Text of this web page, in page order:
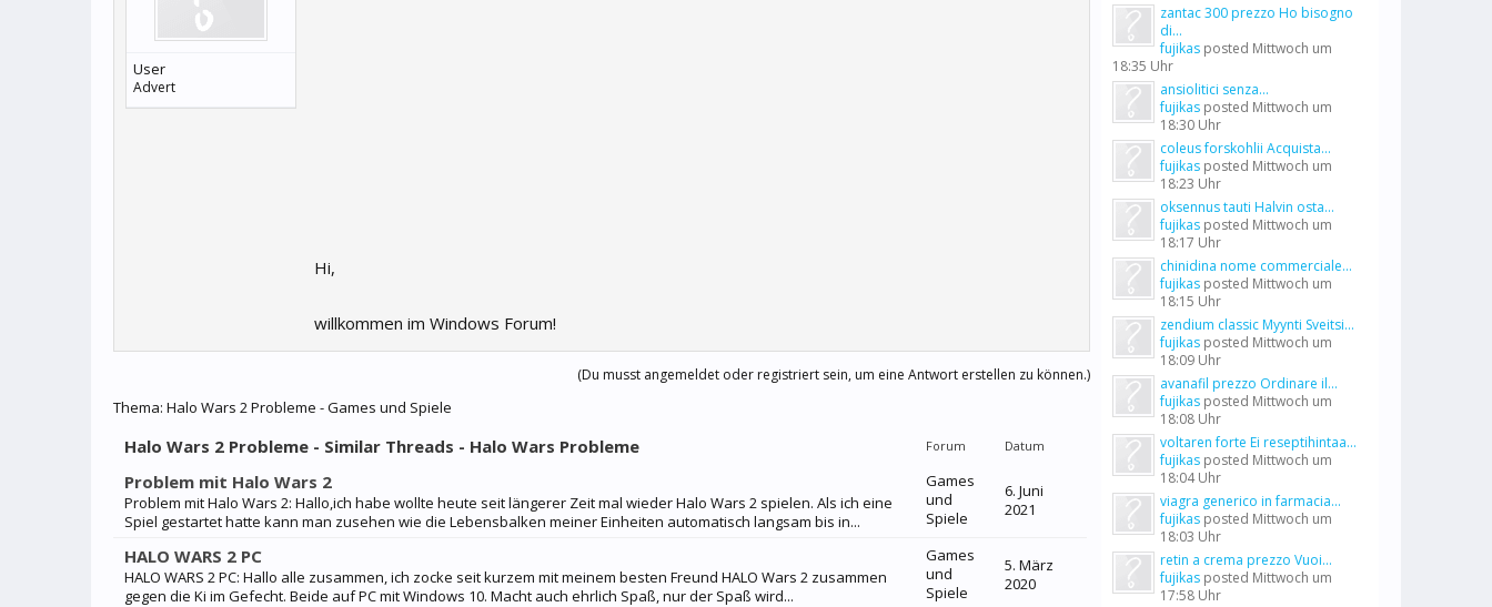
User
Advert
Hi,
willkommen im Windows Forum!
(Du musst angemeldet oder registriert sein, um eine Antwort erstellen zu können.)
Thema: Halo Wars 2 Probleme - Games und Spiele
Halo Wars 2 Probleme - Similar Threads - Halo Wars Probleme Forum Datum
Problem mit Halo Wars 2
Problem mit Halo Wars 2: Hallo,ich habe wollte heute seit längerer Zeit mal wieder Halo Wars 2 spielen. Als ich eine
Spiel gestartet hatte kann man zusehen wie die Lebensbalken meiner Einheiten automatisch langsam bis in...
Games
und
Spiele
6. Juni
2021
HALO WARS 2 PC
HALO WARS 2 PC: Hallo alle zusammen, ich zocke seit kurzem mit meinem besten Freund HALO Wars 2 zusammen
gegen die Ki im Gefecht. Beide auf PC mit Windows 10. Macht auch ehrlich Spaß, nur der Spaß wird...
Games
und
Spiele
5. März
2020
zantac 300 prezzo Ho bisogno
di...
fujikas posted Mittwoch um
18:35 Uhr
ansiolitici senza...
fujikas posted Mittwoch um
18:30 Uhr
coleus forskohlii Acquista...
fujikas posted Mittwoch um
18:23 Uhr
oksennus tauti Halvin osta...
fujikas posted Mittwoch um
18:17 Uhr
chinidina nome commerciale...
fujikas posted Mittwoch um
18:15 Uhr
zendium classic Myynti Sveitsi...
fujikas posted Mittwoch um
18:09 Uhr
avanafil prezzo Ordinare il...
fujikas posted Mittwoch um
18:08 Uhr
voltaren forte Ei reseptihintaa...
fujikas posted Mittwoch um
18:04 Uhr
viagra generico in farmacia...
fujikas posted Mittwoch um
18:03 Uhr
retin a crema prezzo Vuoi...
fujikas posted Mittwoch um
17:58 Uhr